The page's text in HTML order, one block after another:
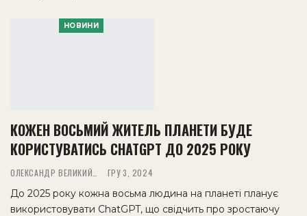
НОВИНИ
КОЖЕН ВОСЬМИЙ ЖИТЕЛЬ ПЛАНЕТИ БУДЕ
КОРИСТУВАТИСЬ CHATGPT ДО 2025 РОКУ
ГРУ 3, 2024
До 2025 року кожна восьма людина на планеті планує
використовувати ChatGPT, що свідчить про зростаючу